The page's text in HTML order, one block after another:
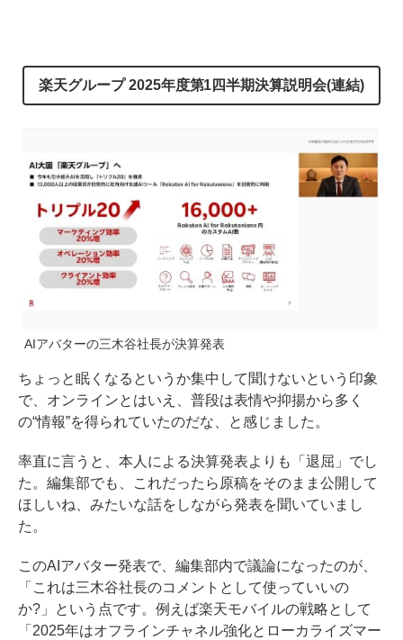
楽天グループ 2025年度第1四半期決算説明会(連結)
AIアバターの三木谷社長が決算発表
ちょっと眠くなるというか集中して聞けないという印象
で、オンラインとはいえ、普段は表情や抑揚から多く
の“情報”を得られていたのだな、と感じました。
率直に言うと、本人による決算発表よりも「退屈」でし
た。編集部でも、これだったら原稿をそのまま公開して
ほしいね、みたいな話をしながら発表を聞いていまし
た。
このAIアバター発表で、編集部内で議論になったのが、
「これは三木谷社長のコメントとして使っていいの
か?」という点です。例えば楽天モバイルの戦略として
「2025年はオフラインチャネル強化とローカライズマー